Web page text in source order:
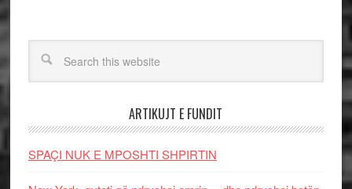
ARTIKUJT E FUNDIT
SPAÇI NUK E MPOSHTI SHPIRTIN